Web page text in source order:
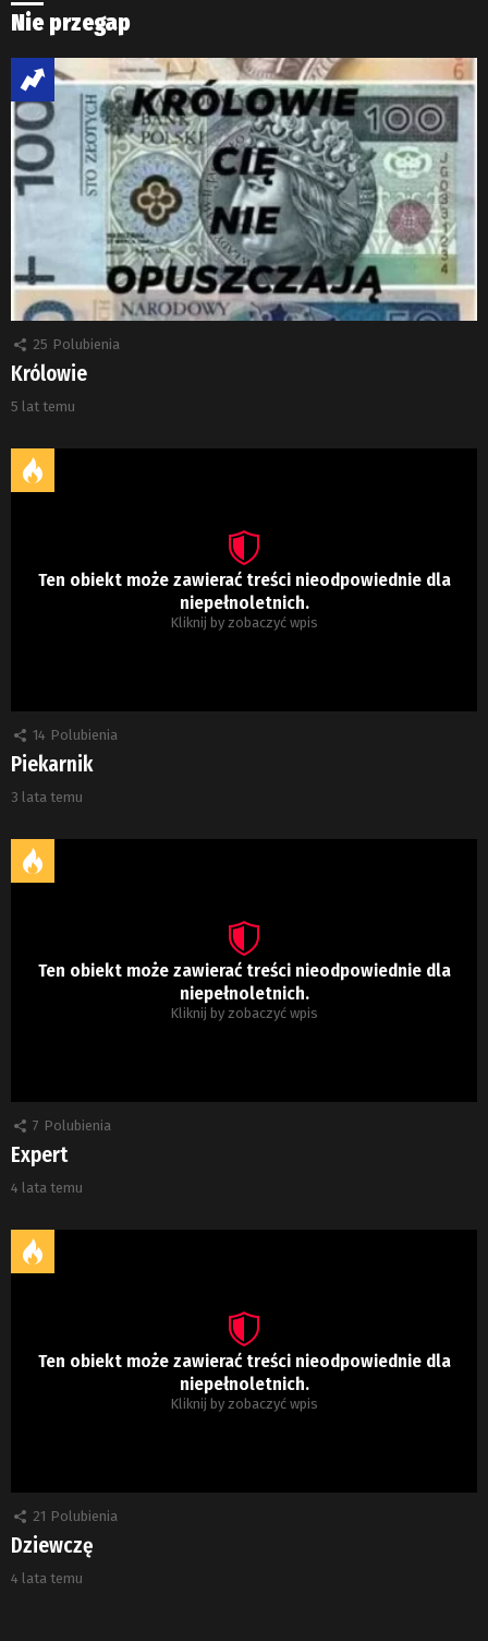
Nie przegap
25 Polubienia
Królowie
5 lat temu
Ten obiekt może zawierać treści nieodpowiednie dla
niepełnoletnich.
Kliknij by zobaczyć wpis
14 Polubienia
Piekarnik
3 lata temu
Ten obiekt może zawierać treści nieodpowiednie dla
niepełnoletnich.
Kliknij by zobaczyć wpis
7 Polubienia
Expert
4 lata temu
Ten obiekt może zawierać treści nieodpowiednie dla
niepełnoletnich.
Kliknij by zobaczyć wpis
21 Polubienia
Dziewczę
4 lata temu